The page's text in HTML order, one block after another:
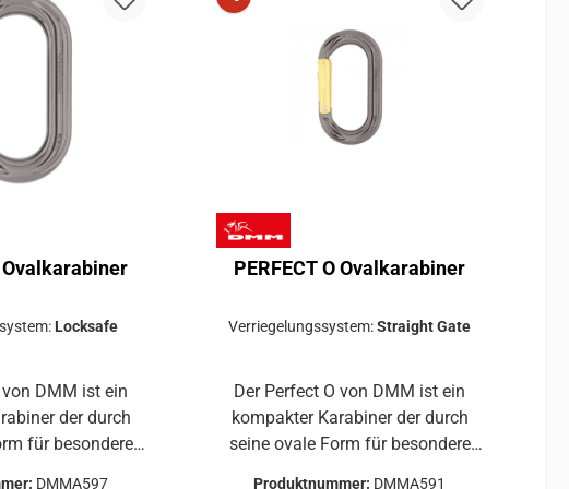
Ovalkarabiner
Locksafe
DMM ist ein
für besondere
DMMA597
PERFECT O Ovalkarabiner
Verriegelungssystem:Straight Gate
Der Perfect O von DMM ist ein
kompakter Karabiner der durch
seine ovale Form für besondere
Produktnummer: DMMA591